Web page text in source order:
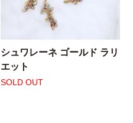
シュワレーネ ゴールド ラリ
エット
SOLD OUT